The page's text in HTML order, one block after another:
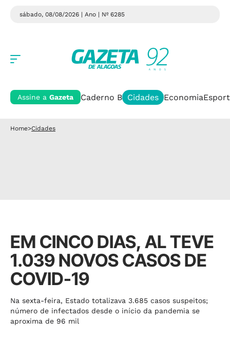
sábado, 08/08/2026 | Ano | Nº 6285
Assine a Gazeta Caderno B Cidades Economia
Home>Cidades
EM CINCO DIAS, AL TEVE
1.039 NOVOS CASOS DE
COVID-19
Na sexta-feira, Estado totalizava 3.685 casos suspeitos;
número de infectados desde o início da pandemia se
aproxima de 96 mil